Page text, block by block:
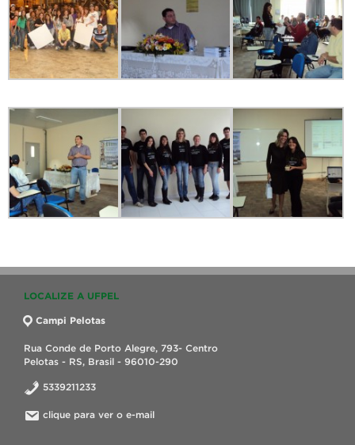
LOCALIZE A UFPEL
Campi Pelotas
Rua Conde de Porto Alegre, 793- Centro
Pelotas - RS, Brasil - 96010-290
5339211233
clique para ver o e-mail